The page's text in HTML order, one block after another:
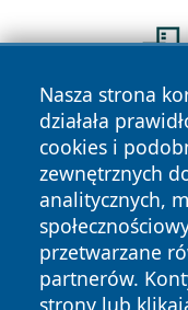
Nasza strona
działała
cookies i
zewnętrznych
analitycznych,
przetwarzane
partnerów.
strony lub
Copyright © 2026